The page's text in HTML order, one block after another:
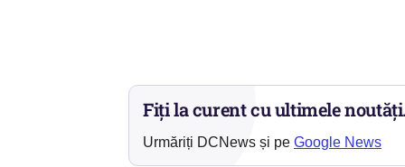
Fiți la curent cu ultimele
Urmăriți DCNews și pe Google News